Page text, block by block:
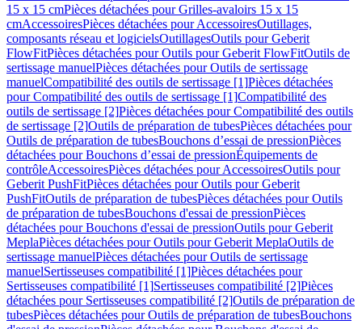
15 x 15 cmPièces détachées pour Grilles-avaloirs 15 x 15
cmAccessoiresPièces détachées pour AccessoiresOutillages,
composants réseau et logicielsOutillagesOutils pour Geberit
FlowFitPièces détachées pour Outils pour Geberit FlowFitOutils de
sertissage manuelPièces détachées pour Outils de sertissage
manuelCompatibilité des outils de sertissage [1]Pièces détachées
pour Compatibilité des outils de sertissage [1]Compatibilité des
outils de sertissage [2]Pièces détachées pour Compatibilité des outils
de sertissage [2]Outils de préparation de tubesPièces détachées pour
Outils de préparation de tubesBouchons d’essai de pressionPièces
détachées pour Bouchons d’essai de pressionÉquipements de
contrôleAccessoiresPièces détachées pour AccessoiresOutils pour
Geberit PushFitPièces détachées pour Outils pour Geberit
PushFitOutils de préparation de tubesPièces détachées pour Outils
de préparation de tubesBouchons d'essai de pressionPièces
détachées pour Bouchons d'essai de pressionOutils pour Geberit
MeplaPièces détachées pour Outils pour Geberit MeplaOutils de
sertissage manuelPièces détachées pour Outils de sertissage
manuelSertisseuses compatibilité [1]Pièces détachées pour
Sertisseuses compatibilité [1]Sertisseuses compatibilité [2]Pièces
détachées pour Sertisseuses compatibilité [2]Outils de préparation de
tubesPièces détachées pour Outils de préparation de tubesBouchons